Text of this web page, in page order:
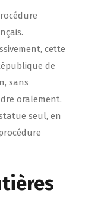
cette
de
sans
oralement.
seul, en